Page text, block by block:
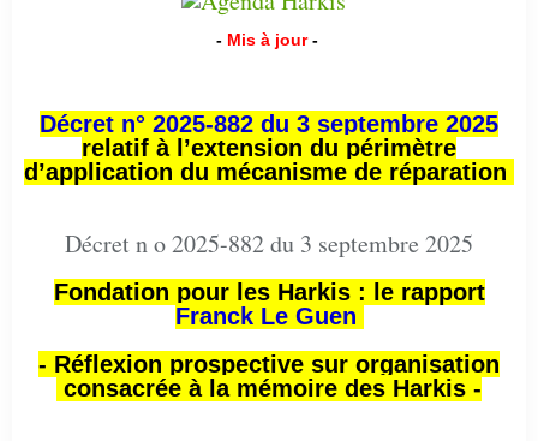
- Mis à jour -
Décret n° 2025-882 du 3 septembre 2025
relatif à l’extension du périmètre
d’application du mécanisme de réparation
Décret n o 2025-882 du 3 septembre 2025
Fondation pour les Harkis : le rapport
Franck Le Guen
- Réflexion prospective sur organisation
consacrée à la mémoire des Harkis -